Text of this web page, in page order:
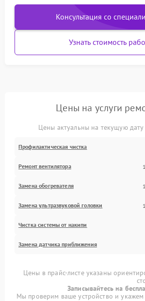
Консультация со
Узнать стоимость
Цены на услуги
Цены актуальны на текущую
Профилактическая чистка
Ремонт вентилятора
Замена обогревателя
Замена ультразвуковой головки
Чистка системы от накипи
Замена датчика приближения
Цены в прайс-листе указаны
Записывайтесь на
Мы проверим ваше устройство и укажем